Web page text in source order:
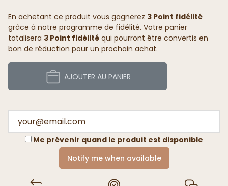
En achetant ce produit vous gagnerez 3 Point fidélité
grâce à notre programme de fidélité. Votre panier
totalisera 3 Point fidélité qui pourront être convertis en
bon de réduction pour un prochain achat.
AJOUTER AU PANIER
Me prévenir quand le produit est disponible
Notify me when available